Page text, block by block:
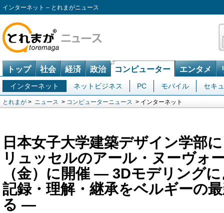
インターネット – とれまがニュース
トップ 社会 経済 政治 コンピューター エンタメ
インターネット ネットビジネス PC モバイル セキ
とれまが > ニュース > コンピューターニュース > インターネット
日本女子大学建築デザイン学部
リュッセルのアール・ヌーヴォ
（金）に開催 ― 3Dモデリング
記録・理解・継承をベルギーの
る ―